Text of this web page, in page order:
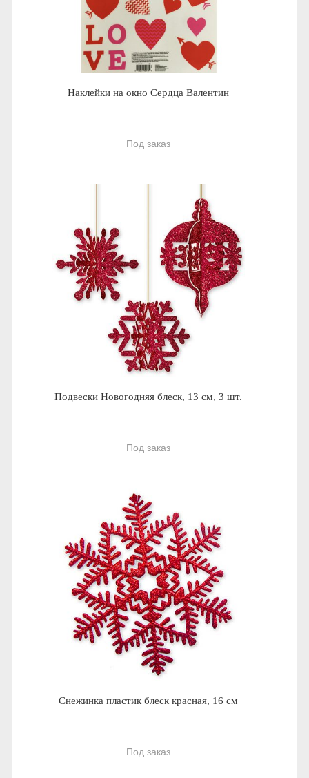
Наклейки на окно Сердца Валентин
Под заказ
Подвески Новогодняя блеск, 13 см, 3 шт.
Под заказ
Снежинка пластик блеск красная, 16 см
Под заказ